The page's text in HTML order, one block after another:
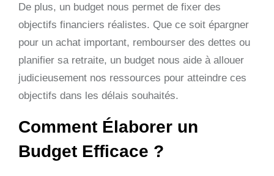
De plus, un budget nous permet de fixer des
objectifs financiers réalistes. Que ce soit épargner
pour un achat important, rembourser des dettes ou
planifier sa retraite, un budget nous aide à allouer
judicieusement nos ressources pour atteindre ces
objectifs dans les délais souhaités.
Comment Élaborer un
Budget Efficace ?